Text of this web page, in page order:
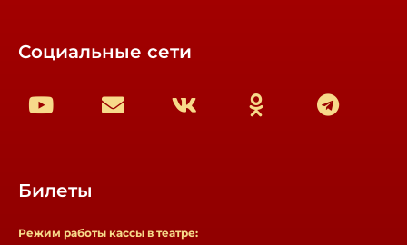
Социальные сети
Билеты
Режим работы кассы в театре: